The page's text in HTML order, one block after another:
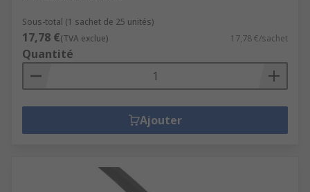
Sous-total (1 sachet de 25 unités)
17,78 €(TVA exclue) 17,78 €/sachet
Quantité
Ajouter